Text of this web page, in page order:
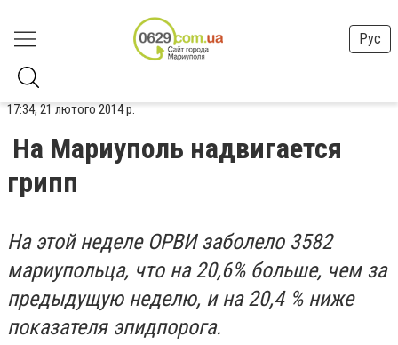
Рус
17:34, 21 лютого 2014 р.
На Мариуполь надвигается
грипп
На этой неделе ОРВИ заболело 3582
мариупольца, что на 20,6% больше, чем за
предыдущую неделю, и на 20,4 % ниже
показателя эпидпорога.